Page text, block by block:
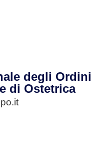
degli Ordini
di Ostetrica